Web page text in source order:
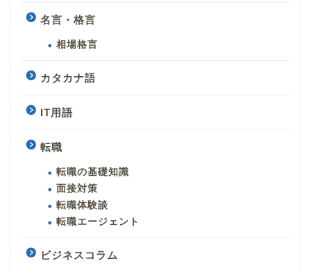
名言・格言
相場格言
カタカナ語
IT用語
転職
転職の基礎知識
面接対策
転職体験談
転職エージェント
ビジネスコラム